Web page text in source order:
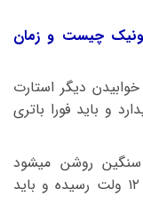
چیست و زمان
دیگر استارت
و باید فورا باتری
سنگین روشن میشود
باطری ضعیف شده و ولتاژ باطری زیر ۱۲ ولت رسیده و باید